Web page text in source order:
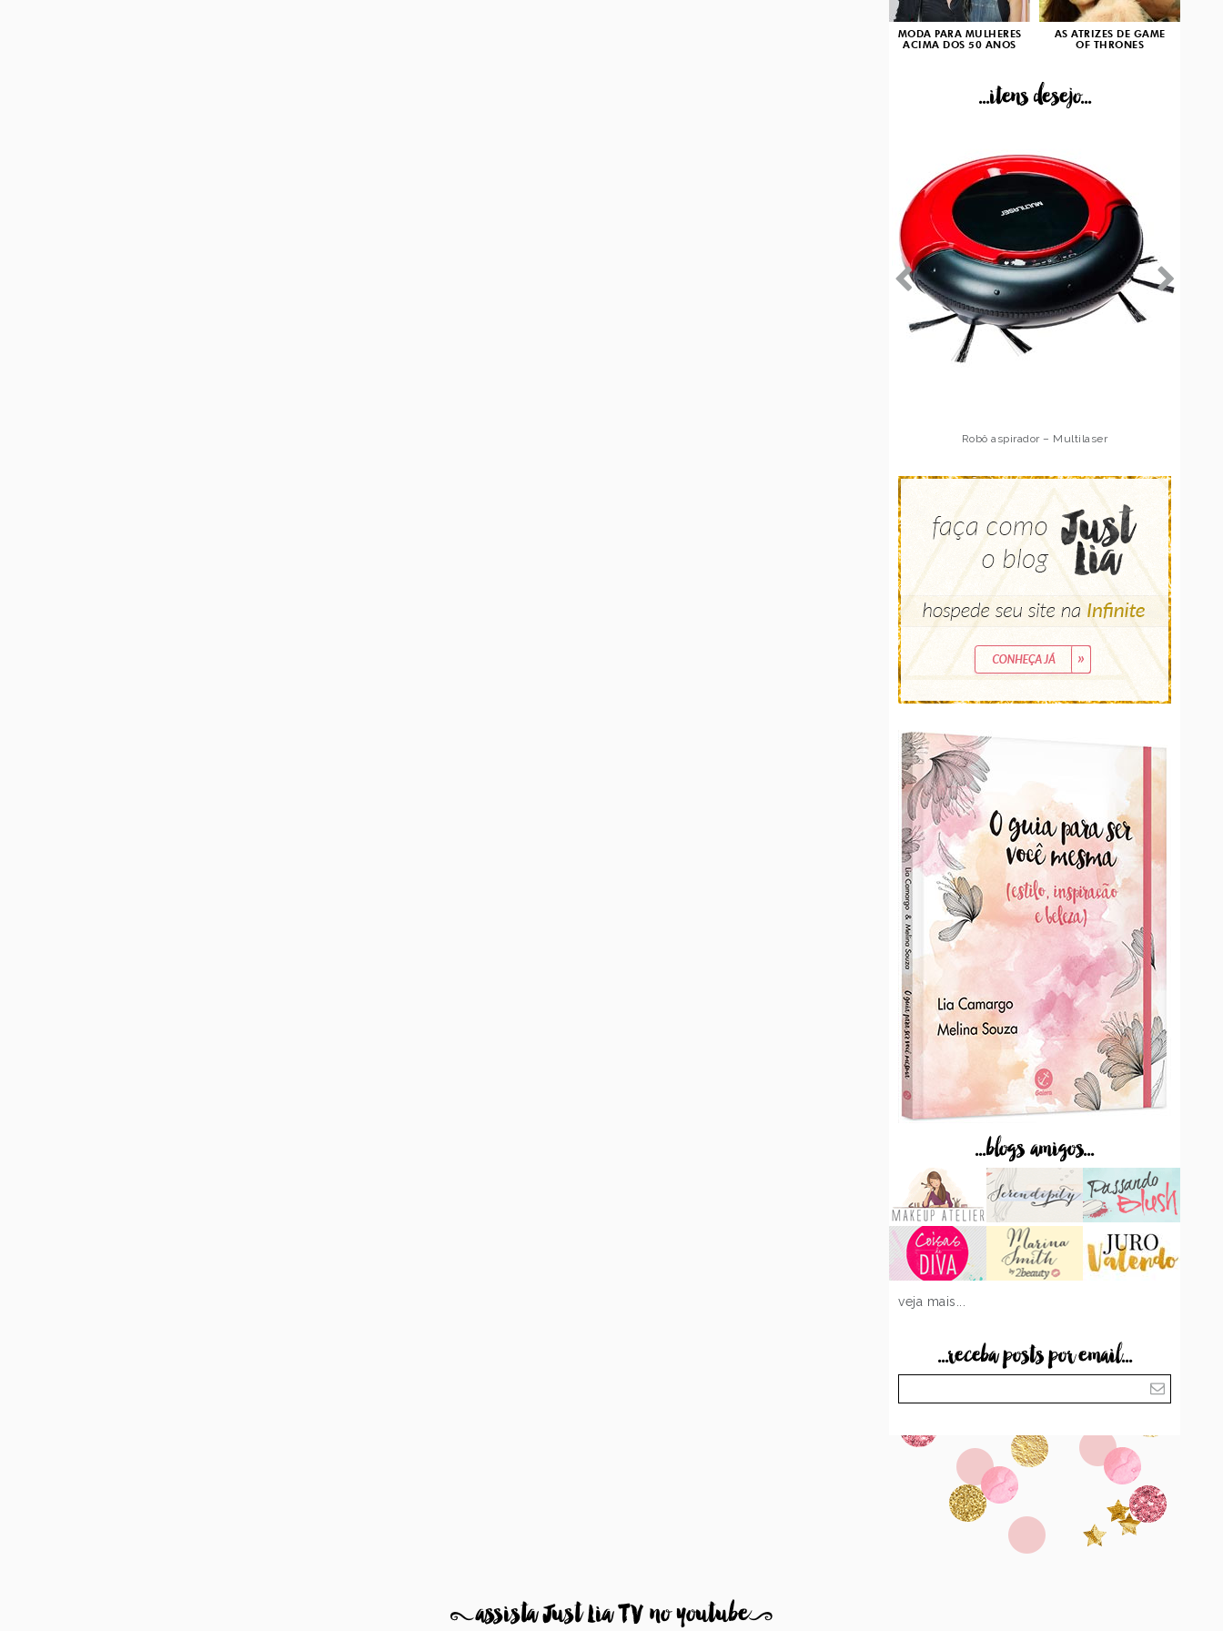
MODA PARA MULHERES
ACIMA DOS 50 ANOS
AS ATRIZES DE GAME
OF THRONES
...itens desejo...
Robô aspirador – Multilaser
...blogs amigos...
veja mais...
...receba posts por email...
8assista Just Lia TV no youtube9